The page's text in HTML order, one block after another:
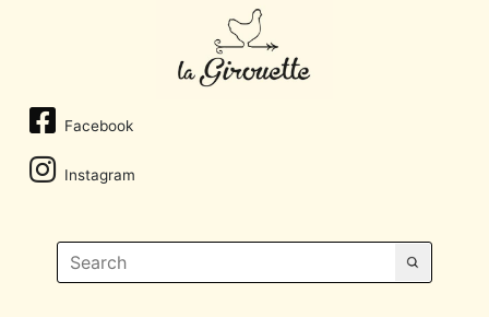
Facebook
Instagram